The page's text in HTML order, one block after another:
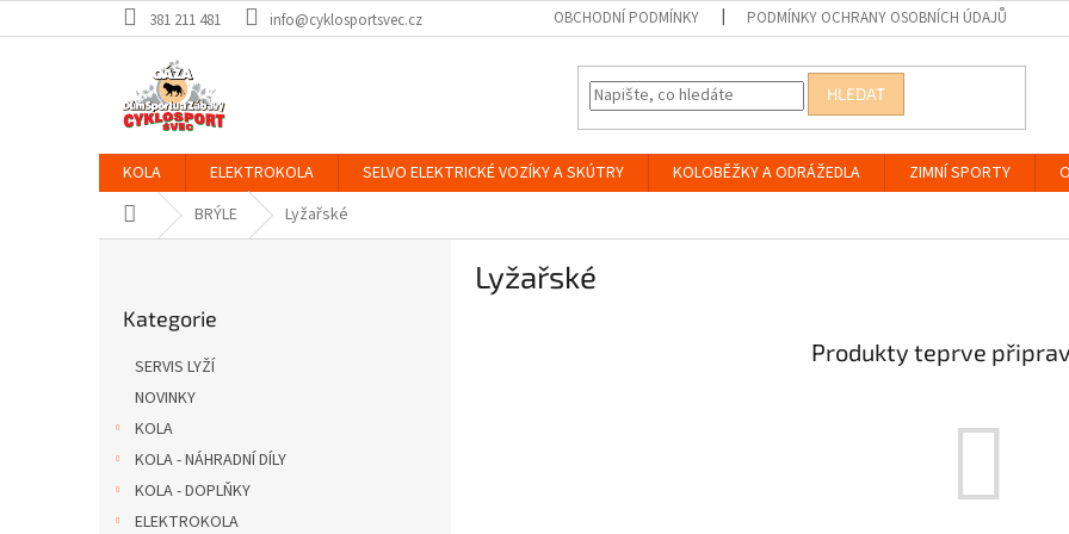
na
381 211 481 info@cyklosportsvec.cz OBCHODNÍ PODMÍNKY PODMÍNKY OCHRANY OSOBNÍCH ÚDAJŮ
HLEDAT
KOLA ELEKTROKOLA SELVO ELEKTRICKÉ VOZÍKY A SKÚTRY KOLOBĚŽKY A ODRÁŽEDLA ZIMNÍ SPORTY
Domů BRÝLE Lyžařské
kategorie
Kategorie
SERVIS LYŽÍ
NOVINKY
KOLA
KOLA - NÁHRADNÍ DÍLY
KOLA - DOPLŇKY
ELEKTROKOLA
Lyžařské
Produkty teprve